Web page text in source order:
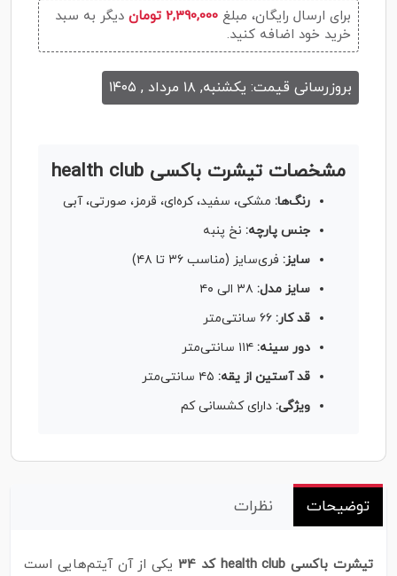
برای ارسال رایگان، مبلغ 2,390,000 تومان
دیگر به سبد
خرید خود اضافه کنید.
بروزرسانی قیمت: یکشنبه, ۱۸ مرداد , ۱۴۰۵
مشخصات تیشرت باکسی health club
رنگ‌ها: مشکی، سفید، کره‌ای، قرمز، صورتی، آبی
جنس پارچه: نخ پنبه
سایز: فری‌سایز (مناسب ۳۶ تا ۴۸)
سایز مدل:
قد کار:
دور سینه:
قد آستین از یقه:
ویژگی: دارای کشسانی کم
توضیحات نظرات
تیشرت باکسی health club کد 34
یکی از آن آیتم‌هایی است